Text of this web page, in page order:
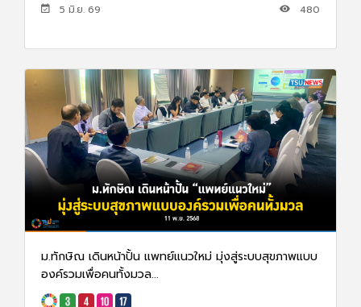
5 มิ.ย. 69 480
ม.ทักษิณ เดินหน้าปั้น แพทย์แนวใหม่ มุ่งสู่ระบบสุขภาพแบบ
องค์รวมเพื่อคนทั้งมวล...